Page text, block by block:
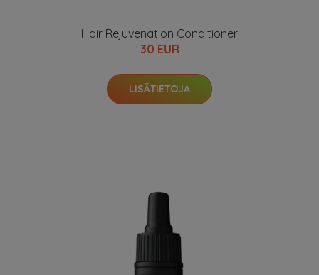
Hair Rejuvenation Conditioner
30 EUR
LISÄTIETOJA